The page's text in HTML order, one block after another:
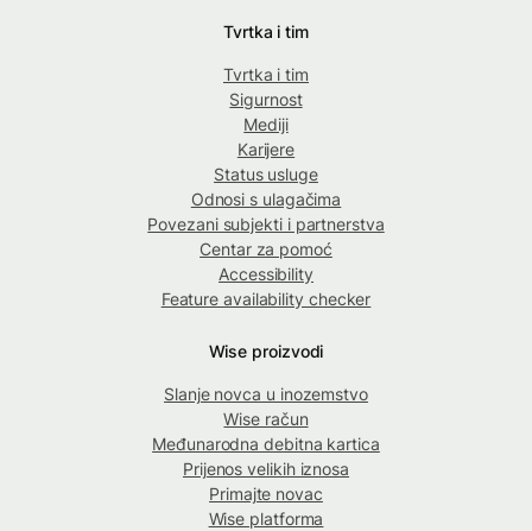
Tvrtka i tim
Tvrtka i tim
Sigurnost
Mediji
Karijere
Status usluge
Odnosi s ulagačima
Povezani subjekti i partnerstva
Centar za pomoć
Accessibility
Feature availability checker
Wise proizvodi
Slanje novca u inozemstvo
Wise račun
Međunarodna debitna kartica
Prijenos velikih iznosa
Primajte novac
Wise platforma